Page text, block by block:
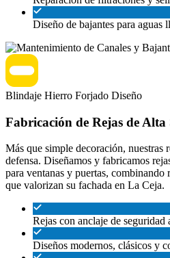
Diseño de bajantes para aguas
Blindaje Hierro Forjado Diseño
Fabricación de Rejas de Alta
Más que simple decoración, nuestras
defensa. Diseñamos y fabricamos
para ventanas y puertas, combinando
que valorizan su fachada en La Ceja.
Rejas con anclaje de seguridad
Diseños modernos, clásicos y